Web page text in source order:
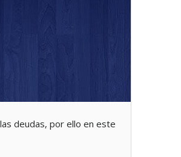
deudas, por ello en este